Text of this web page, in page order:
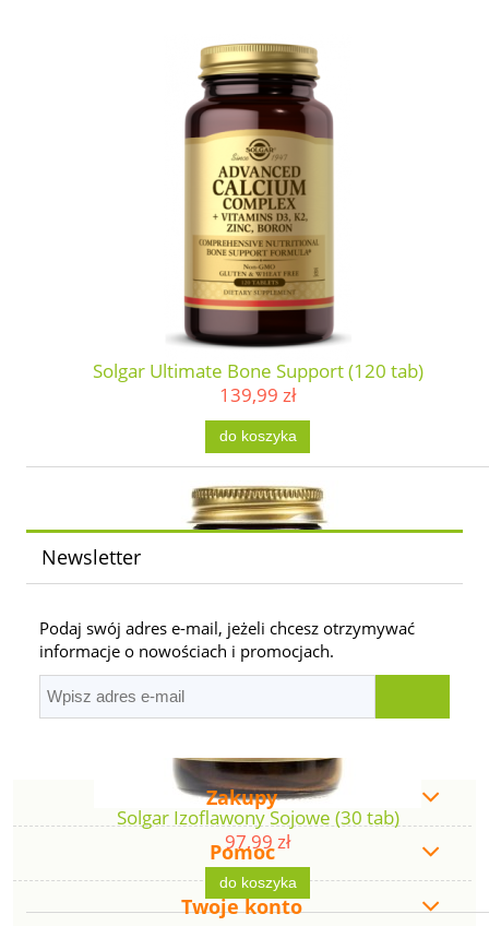
Solgar Ultimate Bone Support (120 tab)
139,99 zł
do koszyka
Solgar Izoflawony Sojowe (30 tab)
97,99 zł
do koszyka
Newsletter
Podaj swój adres e-mail, jeżeli chcesz otrzymywać
informacje o nowościach i promocjach.
Zakupy
Pomoc
Twoje konto